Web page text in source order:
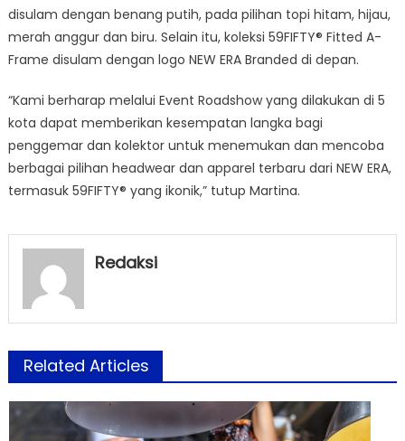
disulam dengan benang putih, pada pilihan topi hitam, hijau,
merah anggur dan biru. Selain itu, koleksi 59FIFTY® Fitted A-
Frame disulam dengan logo NEW ERA Branded di depan.
“Kami berharap melalui Event Roadshow yang dilakukan di 5
kota dapat memberikan kesempatan langka bagi
penggemar dan kolektor untuk menemukan dan mencoba
berbagai pilihan headwear dan apparel terbaru dari NEW ERA,
termasuk 59FIFTY® yang ikonik,” tutup Martina.
Redaksi
Related Articles